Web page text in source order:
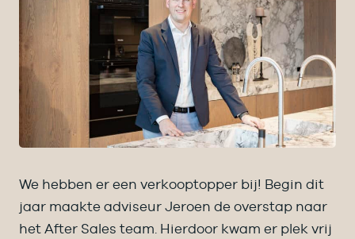
We hebben er een verkooptopper bij! Begin dit
jaar maakte adviseur Jeroen de overstap naar
het After Sales team. Hierdoor kwam er plek vrij